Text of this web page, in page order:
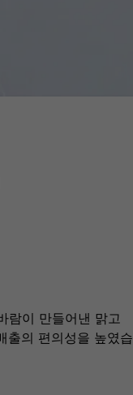
람이 만들어낸 맑고
출의 편의성을 높였습